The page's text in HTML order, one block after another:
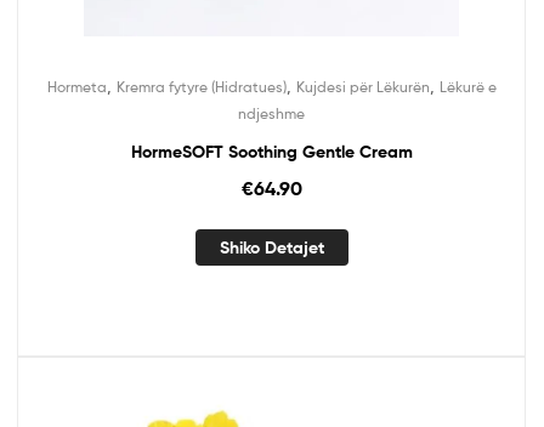
Hormeta Kremra fytyre (Hidratues), Kujdesi për Lëkurën
Lëkurë e
ndjeshme
HormeSOFT Soothing Gentle Cream
€64.90
Shiko Detajet